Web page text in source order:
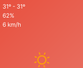
31º - 31º
62%
6 km/h